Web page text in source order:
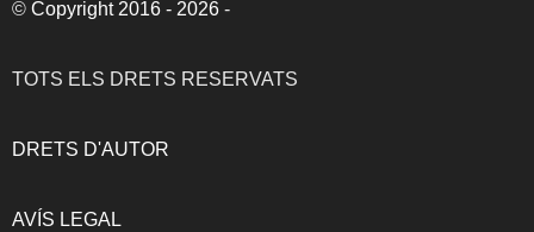
© Copyright 2016 - 2026 -
TOTS ELS DRETS RESERVATS
DRETS D'AUTOR
AVÍS LEGAL